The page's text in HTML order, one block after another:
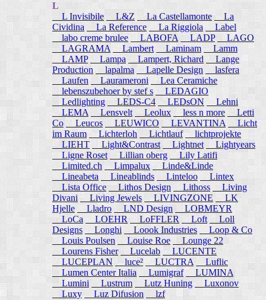
L
L Invisibile
L&Z La Castellamonte
La
Cividina
La Reference La Riggiola
Label
labo creme brulee
LABOFA LADP
LAGO
LAGRAMA
Lambert Laminam
Lamm
LAMP
Lampa Lampert, Richard
Lange
Production
lapalma Lapelle Design
lasfera
Laufen
Laurameroni
Lea Ceramiche
lebenszubehoer by stef s
LEDAGIO
Ledlighting
LEDS-C4 LEDsON
Lehni
LEMA
Lensvelt Leolux less n more
Letti
Co
Leucos LEUWICO LEVANTINA
Licht
im Raum
Lichterloh Lichtlauf lichtprojekte
LIEHT
Light&Contrast Lightnet
Lightyears
Ligne Roset
Lillian oberg
Lily Latifi
Limited.ch
Limpalux
Linde&Linde
Lineabeta
Lineablinds Linteloo
Lintex
Lista Office Lithos Design Lithoss
Living
Divani
Living Jewels LIVINGZONE
LK
Hjelle
Lladro LND Design
LOBMEYR
LoCa
LOEHR LoFFLER Loft
Loll
Designs
Longhi Loook Industries
Loop & Co
Louis Poulsen
Louise Roe
Lounge 22
Lourens Fisher
Lucelab
LUCENTE
LUCEPLAN
luce² LUCTRA
Luflic
Lumen Center Italia
Lumigraf
LUMINA
Lumini
Lustrum Lutz Huning
Luxonov
Luxy
Luz Difusion lzf